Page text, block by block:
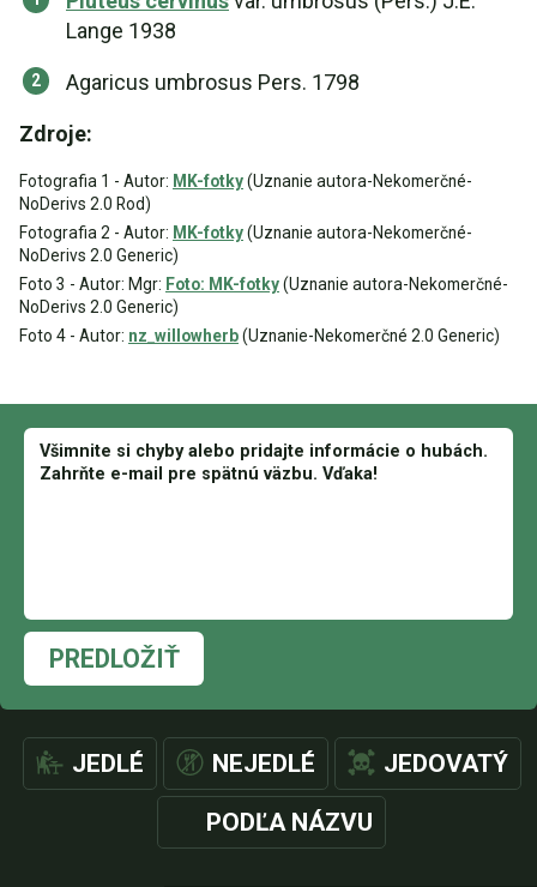
Lange 1938
Agaricus umbrosus Pers. 1798
Zdroje:
Fotografia 1 - Autor: MK-fotky(Uznanie autora-Nekomerčné-
NoDerivs 2.0 Rod)
Fotografia 2 - Autor: MK-fotky(Uznanie autora-Nekomerčné-
NoDerivs 2.0 Generic)
Foto 3 - Autor: Mgr: Foto: MK-fotky(Uznanie autora-Nekomerčné-
NoDerivs 2.0 Generic)
Foto 4 - Autor: nz_willowherb(Uznanie-Nekomerčné 2.0 Generic)
PREDLOŽIŤ
JEDLÉ NEJEDLÉ JEDOVATÝ
PODĽA NÁZVU